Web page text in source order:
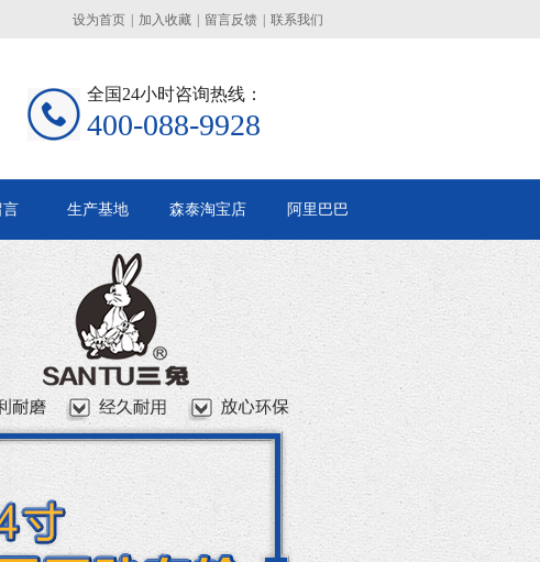
设为首页 加入收藏 留言反馈 联系我们
全国24小时咨询热线：
400-088-9928
言 生产基地 森泰淘宝店 阿里巴巴